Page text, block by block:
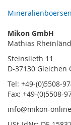
Mineralienboersen
Mikon GmbH
Mathias
Steinslieth 11
D-37130 Gleichen
Tel: +49-(0)5508-
Fax: +49-(0)5508-
info@mikon-